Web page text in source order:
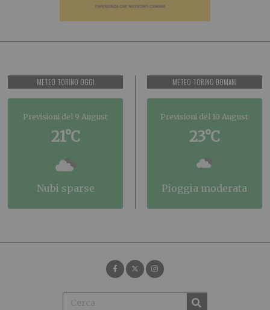
METEO TORINO OGGI
Previsioni del 9 August
21°C
nubi sparse
METEO TORINO DOMANI
Previsioni del 10 August
23°C
pioggia moderata